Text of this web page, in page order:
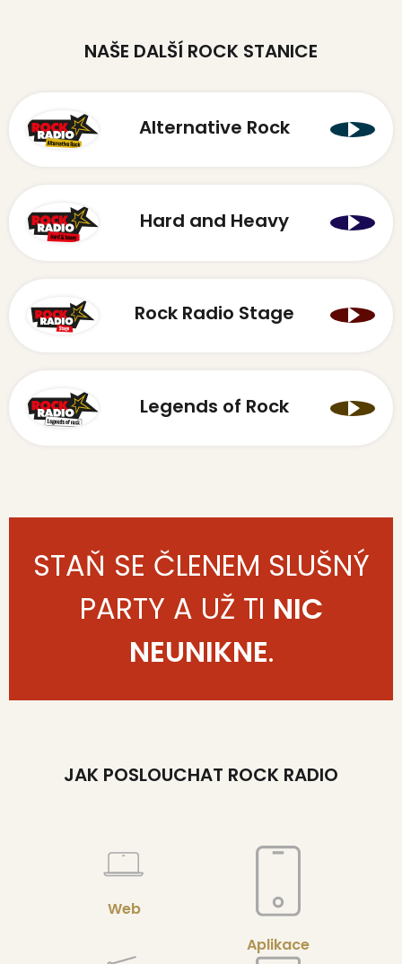
NAŠE DALŠÍ ROCK STANICE
Alternative Rock
Hard and Heavy
Rock Radio Stage
Legends of Rock
STAŇ SE ČLENEM SLUŠNÝ
PARTY A UŽ TI NIC
NEUNIKNE.
JAK POSLOUCHAT ROCK RADIO
Web
Aplikace